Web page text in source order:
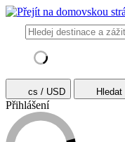
cs / USD Hledat
Přihlášení